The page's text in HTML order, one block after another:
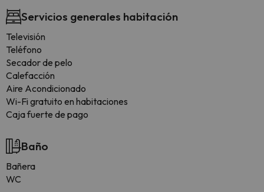
Servicios generales habitación
Televisión
Teléfono
Secador de pelo
Calefacción
Aire Acondicionado
Wi-Fi gratuito en habitaciones
Caja fuerte de pago
Baño
Bañera
WC